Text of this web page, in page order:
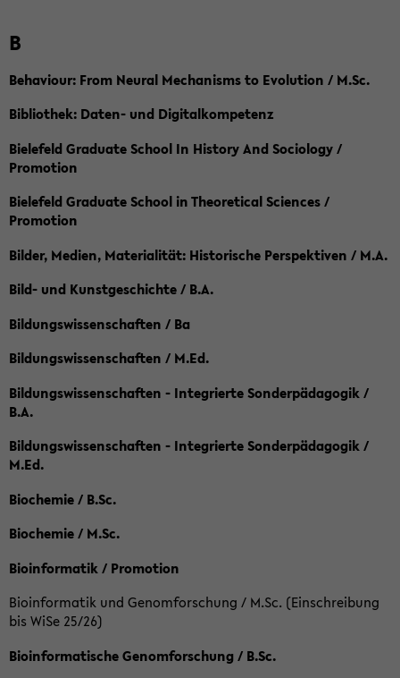
B
Behaviour: From Neural Mechanisms to Evolution / M.Sc.
Bibliothek: Daten- und Digitalkompetenz
Bielefeld Graduate School In History And Sociology /
Promotion
Bielefeld Graduate School in Theoretical Sciences /
Promotion
Bilder, Medien, Materialität: Historische Perspektiven / M.A.
Bild- und Kunstgeschichte / B.A.
Bildungswissenschaften / Ba
Bildungswissenschaften / M.Ed.
Bildungswissenschaften - Integrierte Sonderpädagogik /
B.A.
Bildungswissenschaften - Integrierte Sonderpädagogik /
M.Ed.
Biochemie / B.Sc.
Biochemie / M.Sc.
Bioinformatik / Promotion
Bioinformatik und Genomforschung / M.Sc. (Einschreibung
bis WiSe 25/26)
Bioinformatische Genomforschung / B.Sc.